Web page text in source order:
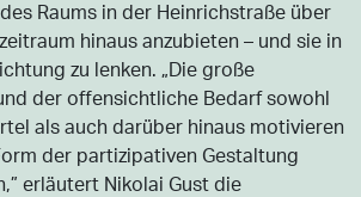
Raums in der Heinrichstraße über
hinaus anzubieten – und sie in
zu lenken. „Die große
der offensichtliche Bedarf sowohl
als auch darüber hinaus motivieren
der partizipativen Gestaltung
erläutert Nikolai Gust die